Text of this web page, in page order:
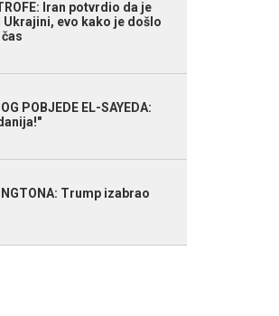
Iran potvrdio da je
evo kako je došlo
POBJEDE EL-SAYEDA:
Trump izabrao